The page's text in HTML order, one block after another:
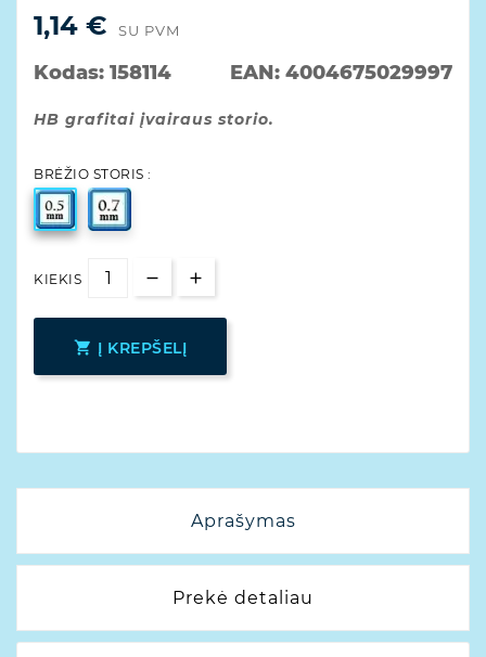
1,14 € SU PVM
Kodas: 158114 EAN: 4004675029997
HB grafitai įvairaus storio.
BRĖŽIO STORIS :
KIEKIS
 Į KREPŠELĮ
Aprašymas
Prekė detaliau